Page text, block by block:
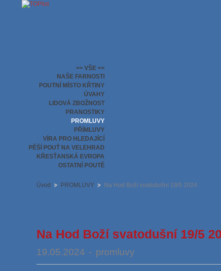
>> VŠE <<
NAŠE FARNOSTI
POUTNÍ MÍSTO KŘTINY
ÚVAHY
LIDOVÁ ZBOŽNOST
PRANOSTIKY
PROMLUVY
PŘÍMLUVY
VÍRA PRO HLEDAJÍCÍ
PĚŠÍ POUŤ NA VELEHRAD
KŘESŤANSKÁ EVROPA
OSTATNÍ POUTĚ
Úvod PROMLUVY Na Hod Boží svatodušní 19/5 2024
Na Hod Boží svatodušní 19/5
19.05.2024 - promluvy